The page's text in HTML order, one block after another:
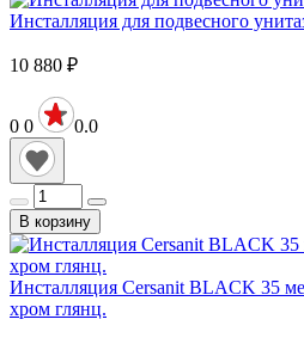
Инсталляция для подвесного
10 880 ₽
0 0 0.0
В корзину
Инсталляция Cersanit BLACK 35
хром глянц.